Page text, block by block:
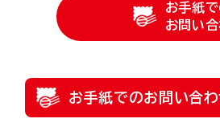
お手紙
お問い
お手紙でのお問い合わ